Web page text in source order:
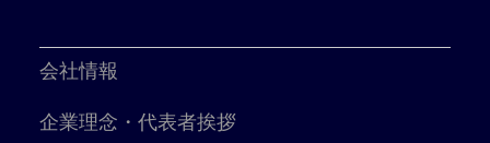
会社情報
企業理念・代表者挨拶